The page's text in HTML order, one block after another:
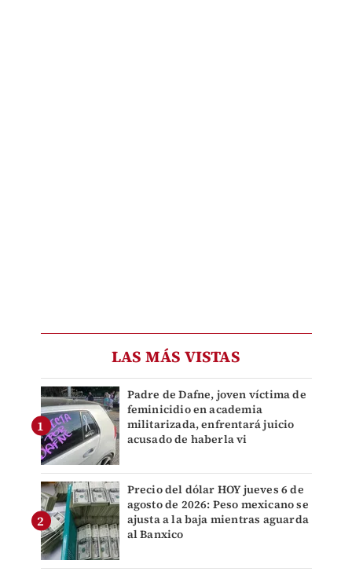
LAS MÁS VISTAS
Padre de Dafne, joven víctima de
feminicidio en academia
militarizada, enfrentará juicio
acusado de haberla vi
Precio del dólar HOY jueves 6 de
agosto de 2026: Peso mexicano se
ajusta a la baja mientras aguarda
al Banxico